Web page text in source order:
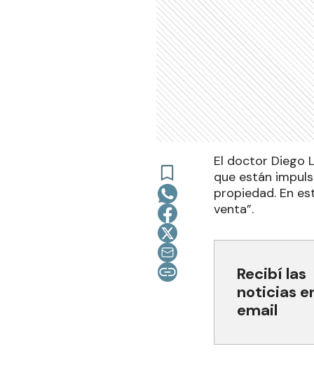
El doctor Diego
que están
propiedad. En
venta”.
Recibí las
noticias
email